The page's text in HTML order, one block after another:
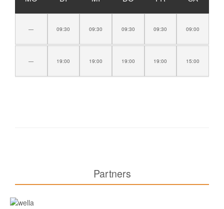
— 09:30 09:30 09:30 09:30 09:00
— 19:00 19:00 19:00 19:00 15:00
Partners